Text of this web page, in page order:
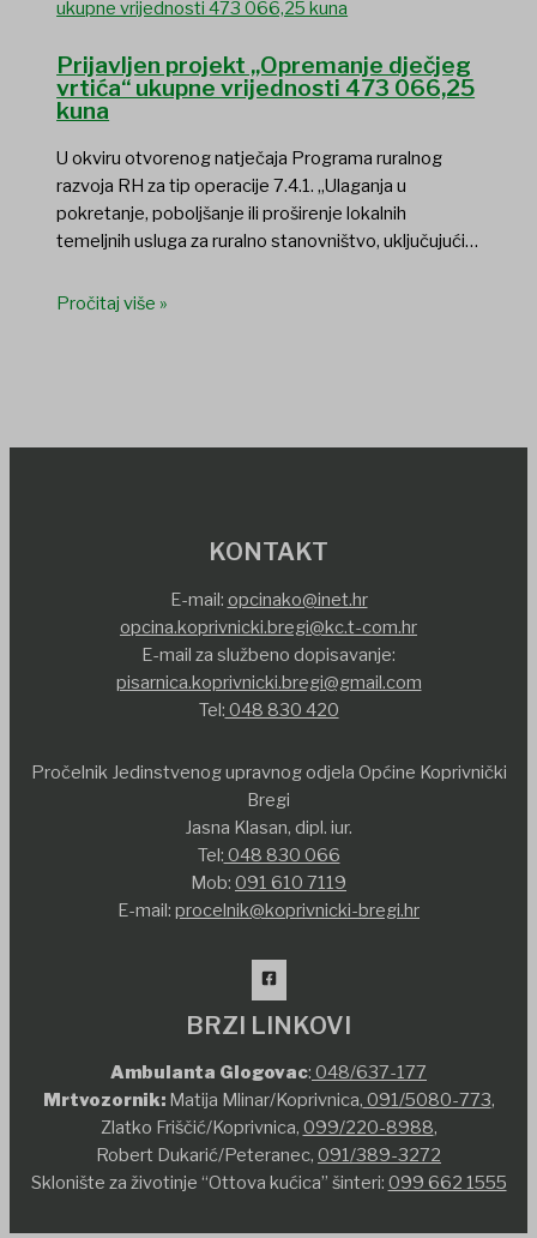
Prijavljen projekt „Opremanje dječjeg
vrtića“ ukupne vrijednosti 473 066,25
kuna
U okviru otvorenog natječaja Programa ruralnog
razvoja RH za tip operacije 7.4.1. „Ulaganja u
pokretanje, poboljšanje ili proširenje lokalnih
temeljnih usluga za ruralno stanovništvo, uključujući…
Pročitaj više »
KONTAKT
E-mail: opcinako@inet.hr
opcina.koprivnicki.bregi@kc.t-com.hr
E-mail za službeno dopisavanje:
pisarnica.koprivnicki.bregi@gmail.com
Tel: 048 830 420
Pročelnik Jedinstvenog upravnog odjela Općine Koprivnički
Bregi
Jasna Klasan, dipl. iur.
Tel: 048 830 066
Mob: 091 610 7119
E-mail: procelnik@koprivnicki-bregi.hr
BRZI LINKOVI
Ambulanta Glogovac: 048/637-177
Mrtvozornik:Matija Mlinar/Koprivnica, 091/5080-773,
Zlatko Friščić/Koprivnica, 099/220-8988,
Robert Dukarić/Peteranec, 091/389-3272
Sklonište za životinje “Ottova kućica” šinteri: 099 662 1555